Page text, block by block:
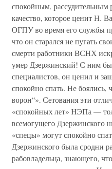
спокойным, рассудительным
качество, которое ценит Н.
ОГПУ во время его службы
что он старался не пугать
смерти работники ВСНХ
умер Дзержинский! С ним
специалистов, он ценил и
спокойно спать. Не боялись,
ворон“». Сетования эти
«спокойных лет» НЭПа —
всемогущего Дзержинского
«спецы» могут спокойно
Дзержинского была сродни
рабовладельца, знающего,